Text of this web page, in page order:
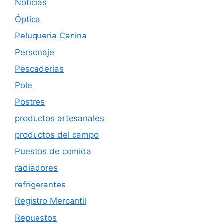
Noticias
Óptica
Peluqueria Canina
Personaje
Pescaderías
Pole
Postres
productos artesanales
productos del campo
Puestos de comida
radiadores
refrigerantes
Registro Mercantil
Repuestos